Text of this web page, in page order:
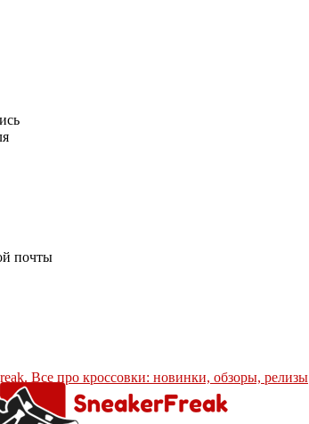
почты
Все про кроссовки: новинки, обзоры, релизы